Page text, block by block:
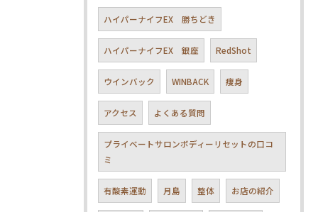
ハイパーナイフEX 勝ちどき
ハイパーナイフEX 銀座 RedShot
ウインバック WINBACK 痩身
アクセス よくある質問
プライベートサロンボディーリセットの口コ
ミ
有酸素運動 月島 整体 お店の紹介